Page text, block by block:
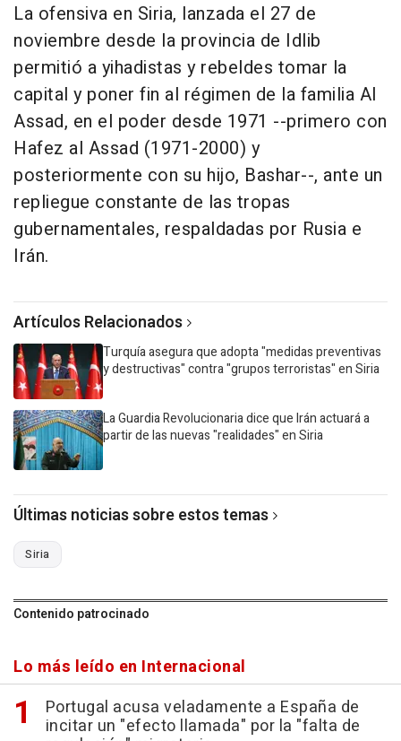
La ofensiva en Siria, lanzada el 27 de
noviembre desde la provincia de Idlib
permitió a yihadistas y rebeldes tomar la
capital y poner fin al régimen de la familia Al
Assad, en el poder desde 1971 --primero con
Hafez al Assad (1971-2000) y
posteriormente con su hijo, Bashar--, ante un
repliegue constante de las tropas
gubernamentales, respaldadas por Rusia e
Irán.
Artículos Relacionados
Turquía asegura que adopta "medidas preventivas
y destructivas" contra "grupos terroristas" en Siria
La Guardia Revolucionaria dice que Irán actuará a
partir de las nuevas "realidades" en Siria
Últimas noticias sobre estos temas
Siria
Contenido patrocinado
Lo más leído en Internacional
Portugal acusa veladamente a España de
incitar un "efecto llamada" por la "falta de